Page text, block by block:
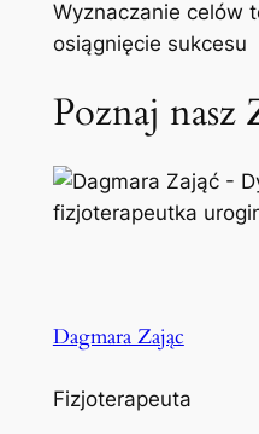
Wyznaczanie celów
osiągnięcie sukcesu
Poznaj nasz
Dagmara Zając
Fizjoterapeuta